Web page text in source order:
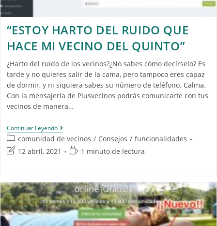
“ESTOY HARTO DEL RUIDO QUE
HACE MI VECINO DEL QUINTO”
¿Harto del ruido de los vecinos?¿No sabes cómo decírselo? Es
tarde y no quieres salir de la cama, pero tampoco eres capaz
de dormir, y ni siquiera sabes su número de teléfono. Calma.
Con la mensajería de Plusvecinos podrás comunicarte con tus
vecinos de manera…
Continuar Leyendo
comunidad de vecinos / Consejos / funcionalidades
12 abril, 2021
1 minuto de lectura